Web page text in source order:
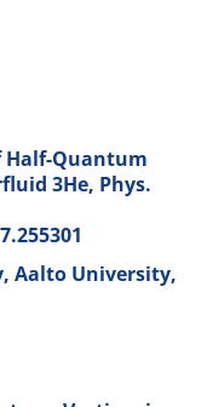
Half-Quantum
3He, Phys.
Aalto University,